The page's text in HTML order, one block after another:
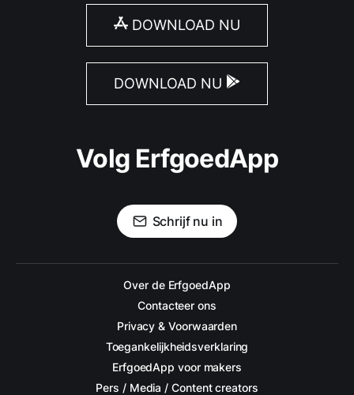
DOWNLOAD NU
DOWNLOAD NU
Volg ErfgoedApp
Schrijf nu in
Over de ErfgoedApp
Contacteer ons
Privacy & Voorwaarden
Toegankelijkheidsverklaring
ErfgoedApp voor makers
Pers / Media / Content creators